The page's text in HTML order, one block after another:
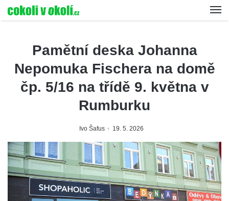
Pamětní deska Johanna
Nepomuka Fischera na domě
čp. 5/16 na třídě 9. května v
Rumburku
Ivo Šafus 19. 5. 2026